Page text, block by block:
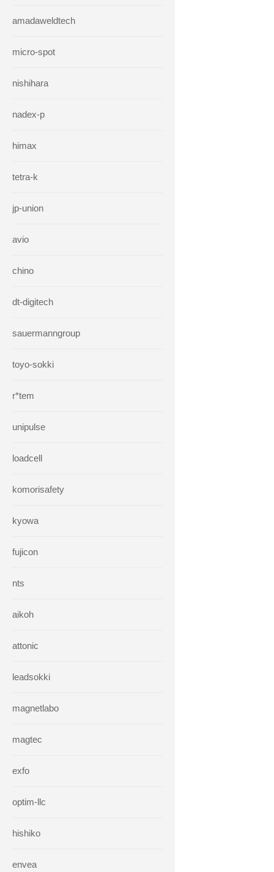
amadaweldtech
micro-spot
nishihara
nadex-p
himax
tetra-k
jp-union
avio
chino
dt-digitech
sauermanngroup
toyo-sokki
r*tem
unipulse
loadcell
komorisafety
kyowa
fujicon
nts
aikoh
attonic
leadsokki
magnetlabo
magtec
exfo
optim-llc
hishiko
envea